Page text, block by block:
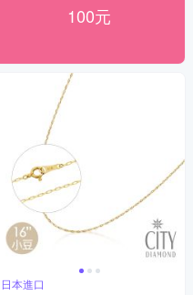
100元
日本進口